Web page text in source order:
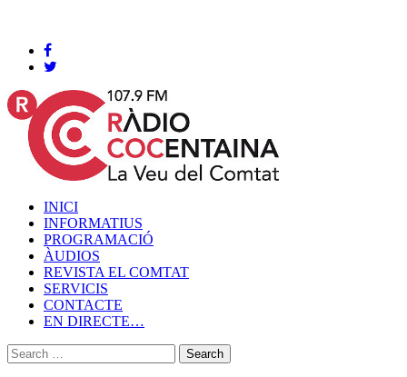
INICI
INFORMATIUS
PROGRAMACIÓ
ÀUDIOS
REVISTA EL COMTAT
SERVICIS
CONTACTE
EN DIRECTE…